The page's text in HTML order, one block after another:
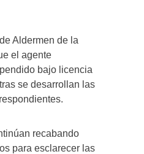
Aldermen de la
el agente
bajo licencia
se desarrollan las
recabando
para esclarecer las